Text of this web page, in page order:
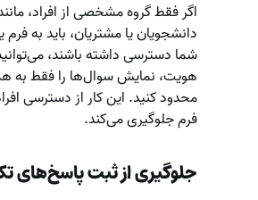
اگر فقط گروه مشخصی از افراد، مانند
دانشجویان یا مشتریان، باید به فرم
شما دسترسی داشته باشند، می‌توانید
هویت، نمایش سوال‌ها را فقط به
محدود کنید. این کار از دسترسی
فرم جلوگیری می‌کند.
جلوگیری از ثبت پاسخ‌های